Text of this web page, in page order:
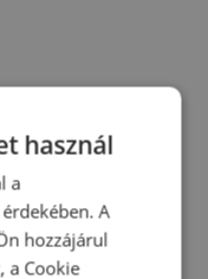
használ
a
A
hozzájárul
a Cookie